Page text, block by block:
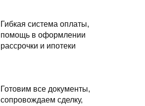
Гибкая система оплаты,
помощь в оформлении
рассрочки и ипотеки
Готовим все документы,
сопровождаем сделку,